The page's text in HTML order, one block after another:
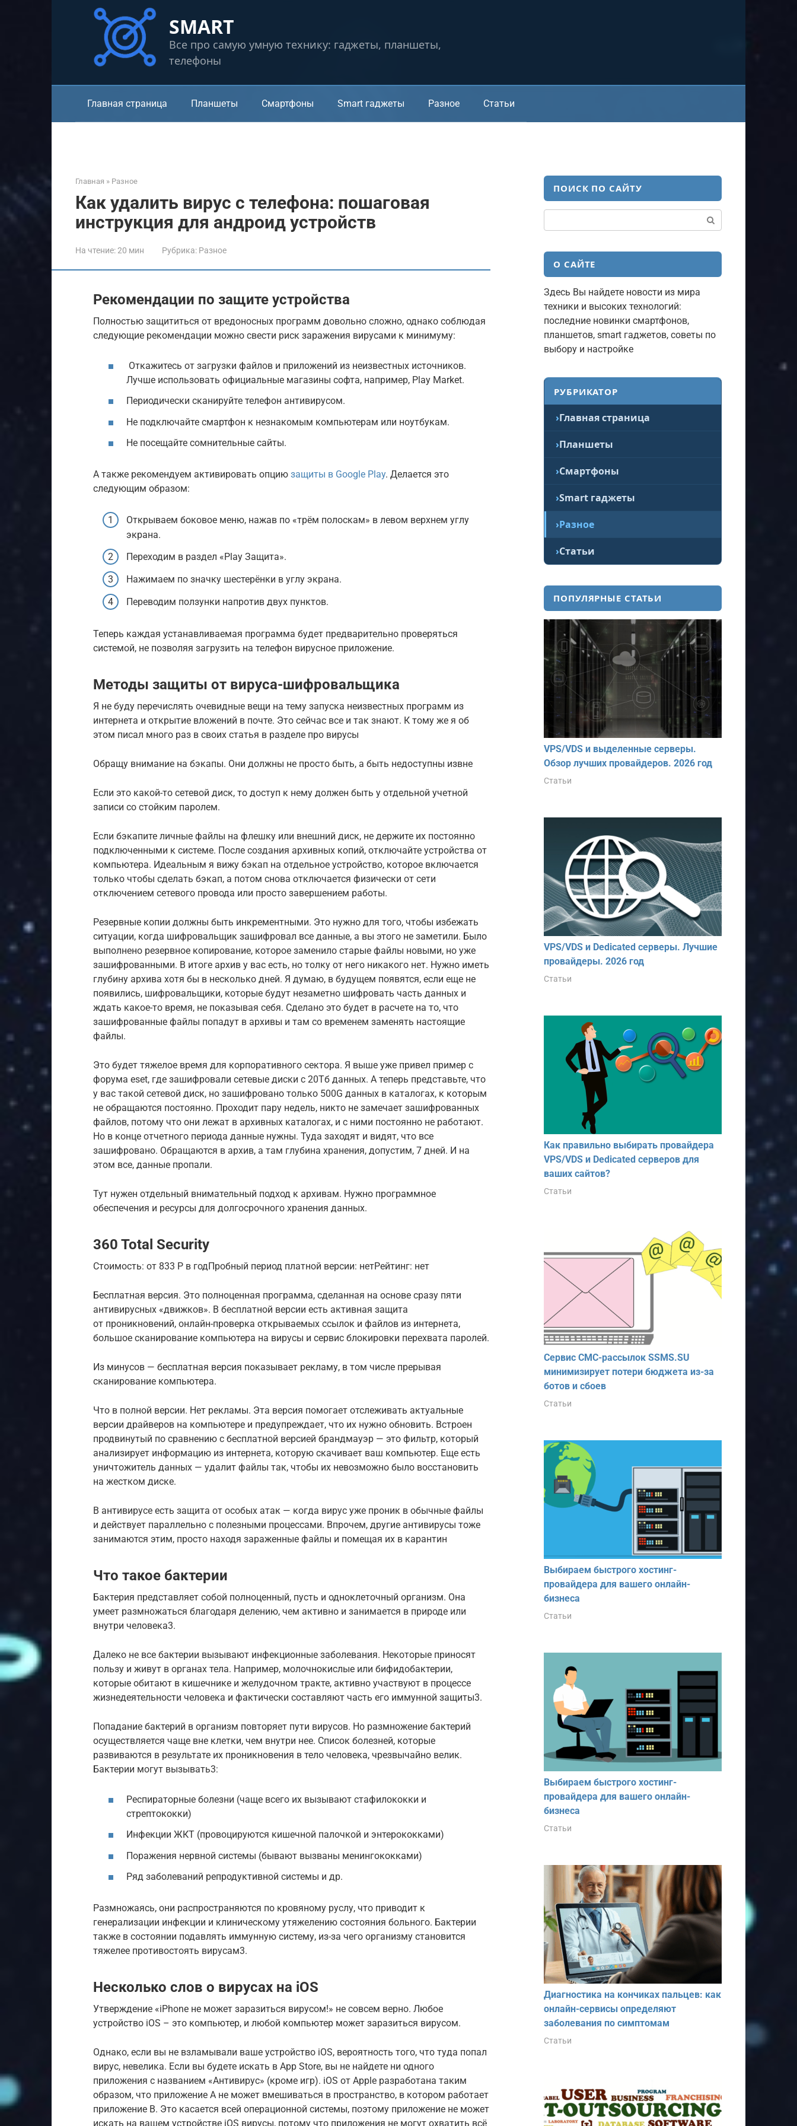
SMART
Все про самую умную технику: гаджеты, планшеты,
телефоны
Главная страница Планшеты Смартфоны Smart гаджеты Разное Статьи
Главная » Разное
Как удалить вирус с телефона: пошаговая
инструкция для андроид устройств
На чтение:20 мин Рубрика: Разное
Рекомендации по защите устройства
Полностью защититься от вредоносных программ довольно сложно, однако соблюдая
следующие рекомендации можно свести риск заражения вирусами к минимуму:
Откажитесь от загрузки файлов и приложений из неизвестных источников.
Лучше использовать официальные магазины софта, например, Play Market.
Периодически сканируйте телефон антивирусом.
Не подключайте смартфон к незнакомым компьютерам или ноутбукам.
Не посещайте сомнительные сайты.
А также рекомендуем активировать опцию защиты в Google Play. Делается это
следующим образом:
Открываем боковое меню, нажав по «трём полоскам» в левом верхнем углу
экрана.
Переходим в раздел «Play Защита».
Нажимаем по значку шестерёнки в углу экрана.
Переводим ползунки напротив двух пунктов.
Теперь каждая устанавливаемая программа будет предварительно проверяться
системой, не позволяя загрузить на телефон вирусное приложение.
Методы защиты от вируса-шифровальщика
Я не буду перечислять очевидные вещи на тему запуска неизвестных программ из
интернета и открытие вложений в почте. Это сейчас все и так знают. К тому же я об
этом писал много раз в своих статья в разделе про вирусы
Обращу внимание на бэкапы. Они должны не просто быть, а быть недоступны извне
Если это какой-то сетевой диск, то доступ к нему должен быть у отдельной учетной
записи со стойким паролем.
Если бэкапите личные файлы на флешку или внешний диск, не держите их постоянно
подключенными к системе. После создания архивных копий, отключайте устройства от
компьютера. Идеальным я вижу бэкап на отдельное устройство, которое включается
только чтобы сделать бэкап, а потом снова отключается физически от сети
отключением сетевого провода или просто завершением работы.
Резервные копии должны быть инкрементными. Это нужно для того, чтобы избежать
ситуации, когда шифровальщик зашифровал все данные, а вы этого не заметили. Было
выполнено резервное копирование, которое заменило старые файлы новыми, но уже
зашифрованными. В итоге архив у вас есть, но толку от него никакого нет. Нужно иметь
глубину архива хотя бы в несколько дней. Я думаю, в будущем появятся, если еще не
появились, шифровальщики, которые будут незаметно шифровать часть данных и
ждать какое-то время, не показывая себя. Сделано это будет в расчете на то, что
зашифрованные файлы попадут в архивы и там со временем заменять настоящие
файлы.
Это будет тяжелое время для корпоративного сектора. Я выше уже привел пример с
форума eset, где зашифровали сетевые диски с 20Тб данных. А теперь представьте, что
у вас такой сетевой диск, но зашифровано только 500G данных в каталогах, к которым
не обращаются постоянно. Проходит пару недель, никто не замечает зашифрованных
файлов, потому что они лежат в архивных каталогах, и с ними постоянно не работают.
Но в конце отчетного периода данные нужны. Туда заходят и видят, что все
зашифровано. Обращаются в архив, а там глубина хранения, допустим, 7 дней. И на
этом все, данные пропали.
Тут нужен отдельный внимательный подход к архивам. Нужно программное
обеспечения и ресурсы для долгосрочного хранения данных.
360 Total Security
Стоимость: от 833 Р в годПробный период платной версии: нетРейтинг: нет
Бесплатная версия. Это полноценная программа, сделанная на основе сразу пяти
антивирусных «движков». В бесплатной версии есть активная защита
от проникновений, онлайн-проверка открываемых ссылок и файлов из интернета,
большое сканирование компьютера на вирусы и сервис блокировки перехвата паролей.
Из минусов — бесплатная версия показывает рекламу, в том числе прерывая
сканирование компьютера.
Что в полной версии. Нет рекламы. Эта версия помогает отслеживать актуальные
версии драйверов на компьютере и предупреждает, что их нужно обновить. Встроен
продвинутый по сравнению с бесплатной версией брандмауэр — это фильтр, который
анализирует информацию из интернета, которую скачивает ваш компьютер. Еще есть
уничтожитель данных — удалит файлы так, чтобы их невозможно было восстановить
на жестком диске.
В антивирусе есть защита от особых атак — когда вирус уже проник в обычные файлы
и действует параллельно с полезными процессами. Впрочем, другие антивирусы тоже
занимаются этим, просто находя зараженные файлы и помещая их в карантин
Что такое бактерии
Бактерия представляет собой полноценный, пусть и одноклеточный организм. Она
умеет размножаться благодаря делению, чем активно и занимается в природе или
внутри человека3.
Далеко не все бактерии вызывают инфекционные заболевания. Некоторые приносят
пользу и живут в органах тела. Например, молочнокислые или бифидобактерии,
которые обитают в кишечнике и желудочном тракте, активно участвуют в процессе
жизнедеятельности человека и фактически составляют часть его иммунной защиты3.
Попадание бактерий в организм повторяет пути вирусов. Но размножение бактерий
осуществляется чаще вне клетки, чем внутри нее. Список болезней, которые
развиваются в результате их проникновения в тело человека, чрезвычайно велик.
Бактерии могут вызывать3:
Респираторные болезни (чаще всего их вызывают стафилококки и
стрептококки)
Инфекции ЖКТ (провоцируются кишечной палочкой и энтерококками)
Поражения нервной системы (бывают вызваны менингококками)
Ряд заболеваний репродуктивной системы и др.
Размножаясь, они распространяются по кровяному руслу, что приводит к
генерализации инфекции и клиническому утяжелению состояния больного. Бактерии
также в состоянии подавлять иммунную систему, из-за чего организму становится
тяжелее противостоять вирусам3.
Несколько слов о вирусах на iOS
Утверждение «iPhone не может заразиться вирусом!» не совсем верно. Любое
устройство iOS – это компьютер, и любой компьютер может заразиться вирусом.
Однако, если вы не взламывали ваше устройство iOS, вероятность того, что туда попал
вирус, невелика. Если вы будете искать в App Store, вы не найдете ни одного
приложения с названием «Антивирус» (кроме игр). iOS от Apple разработана таким
образом, что приложение A не может вмешиваться в пространство, в котором работает
приложение B. Это касается всей операционной системы, поэтому приложение не может
искать на вашем устройстве iOS вирусы, потому что приложения не могут охватить всё
ПОИСК ПО САЙТУ
О САЙТЕ
Здесь Вы найдете новости из мира
техники и высоких технологий:
последние новинки смартфонов,
планшетов, smart гаджетов, советы по
выбору и настройке
РУБРИКАТОР
Главная страница
Планшеты
Смартфоны
Smart гаджеты
Разное
Статьи
ПОПУЛЯРНЫЕ СТАТЬИ
VPS/VDS и выделенные серверы.
Обзор лучших провайдеров. 2026 год
Статьи
VPS/VDS и Dedicated серверы. Лучшие
провайдеры. 2026 год
Статьи
Как правильно выбирать провайдера
VPS/VDS и Dedicated серверов для
ваших сайтов?
Статьи
Сервис СМС-рассылок SSMS.SU
минимизирует потери бюджета из-за
ботов и сбоев
Статьи
Выбираем быстрого хостинг-
провайдера для вашего онлайн-
бизнеса
Статьи
Выбираем быстрого хостинг-
провайдера для вашего онлайн-
бизнеса
Статьи
Диагностика на кончиках пальцев: как
онлайн-сервисы определяют
заболевания по симптомам
Статьи